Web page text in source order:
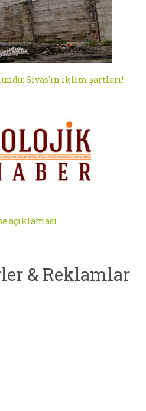
Sivas'ın iklim şartları!
açıklaması
& Reklamlar